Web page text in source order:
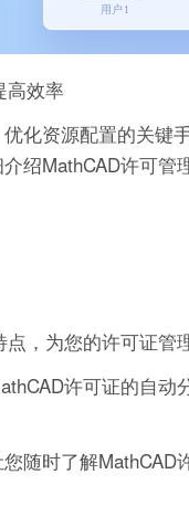
高效率
化资源配置的关
绍MathCAD许可
，为您的许可证管
许可证的自
随时了解